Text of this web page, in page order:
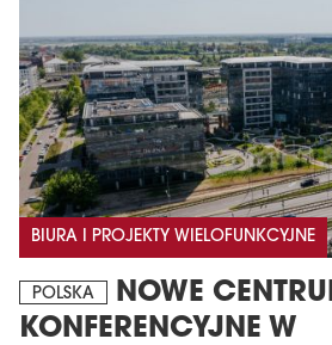
BIURA I PROJEKTY WIELOFUNKCYJNE
POLSKA
NOWE
KONFERENCYJNE W